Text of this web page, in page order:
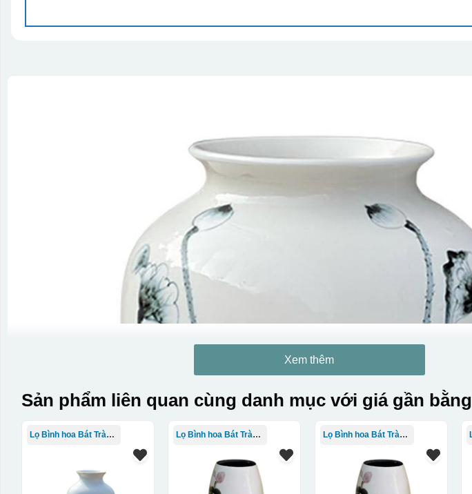
Xem thêm
Sản phẩm liên quan cùng danh mục với giá gần bằng
Lọ Bình hoa Bát Tràng in logo Lọ Bình hoa Bát Tràng in logo Lọ Bình hoa Bát Tràng in logo